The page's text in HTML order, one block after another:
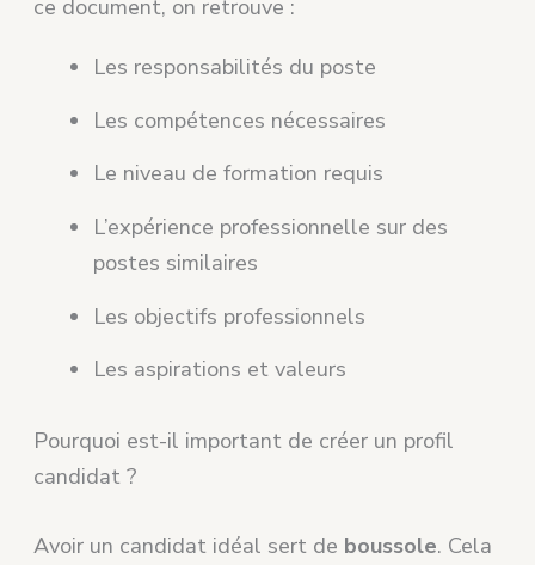
ce document, on retrouve :
Les responsabilités du poste
Les compétences nécessaires
Le niveau de formation requis
L’expérience professionnelle sur des
postes similaires
Les objectifs professionnels
Les aspirations et valeurs
Pourquoi est-il important de créer un profil
candidat ?
Avoir un candidat idéal sert de boussole. Cela